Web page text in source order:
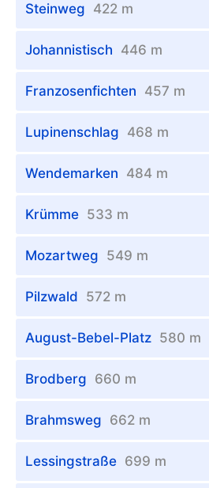
Steinweg 422 m
Johannistisch 446 m
Franzosenfichten 457 m
Lupinenschlag 468 m
Wendemarken 484 m
Krümme 533 m
Mozartweg 549 m
Pilzwald 572 m
August-Bebel-Platz 580 m
Brodberg 660 m
Brahmsweg 662 m
Lessingstraße 699 m